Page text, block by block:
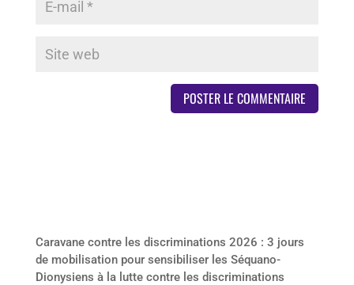
Caravane contre les discriminations 2026 : 3 jours
de mobilisation pour sensibiliser les Séquano-
Dionysiens à la lutte contre les discriminations